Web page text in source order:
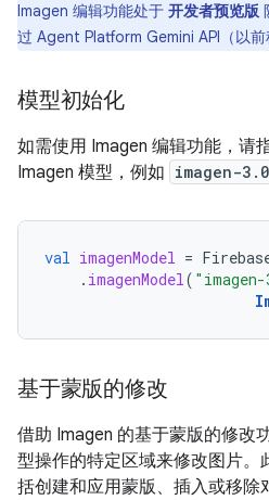
Imagen 编辑功能处于 开发者预览版
过 Agent Platform Gemini API（以前
模型初始化
如需使用 Imagen 编辑功能，请
Imagen 模型，例如 imagen-
val imagenModel =
. imagenModel(
基于蒙版的修改
借助 Imagen 的基于蒙版的修改
型操作的特定区域来修改图片。
括创建和应用蒙版、插入或移除